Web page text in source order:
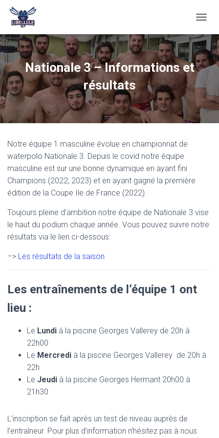
U
V
R
I
R
F
E
R
A
I
Nationale 3 – Informations et
résultats
Notre équipe 1 masculine évolue en championnat de
waterpolo Nationale 3. Depuis le covid notre équipe
masculine est sur une bonne dynamique en ayant fini
Champions (2022; 2023) et en ayant gagné la première
édition de la Coupe Ile de France (2022).
Toujours pleine d’ambition notre équipe de Nationale 3 vise
le haut du podium chaque année. Vous pouvez suivre notre
résultats via le lien ci-dessous:
–> Les résultats de la saison
Les entraînements de l’équipe 1 ont
lieu :
Le Lundi à la piscine Georges Vallerey de 20h à
22h00
Le Mercredi à la piscine Georges Vallerey de 20h à
22h
Le Jeudi à la piscine Georges Hermant 20h00 à
21h30
L’inscription se fait après un test de niveau auprès de
l’entraîneur. Pour plus d’information n’hésitez pas à nous